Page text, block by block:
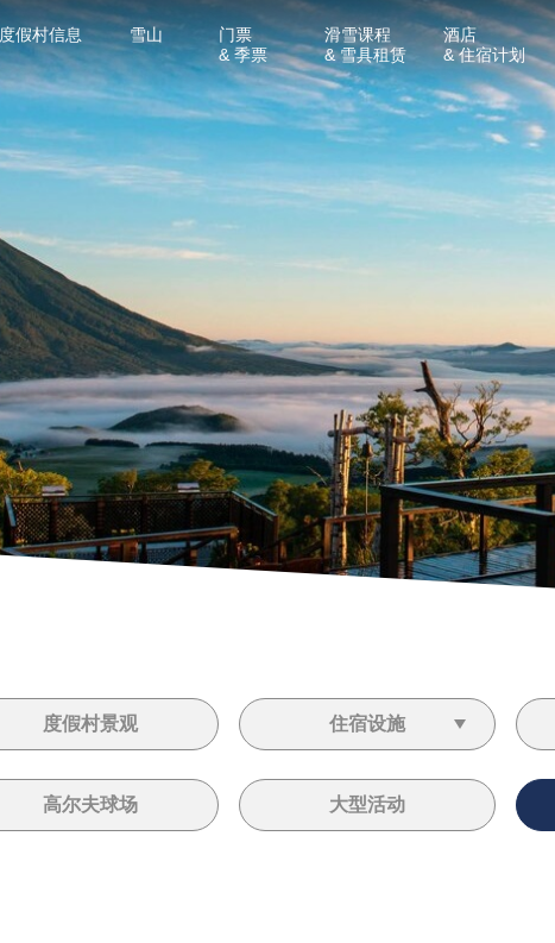
度假村信息 雪山
门票
& 季票
滑雪课程
& 雪具租赁
酒店
& 住宿计划
度假村景观 住宿设施
高尔夫球场 大型活动